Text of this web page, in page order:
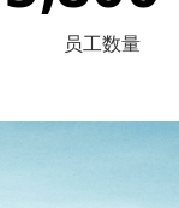
员工数量